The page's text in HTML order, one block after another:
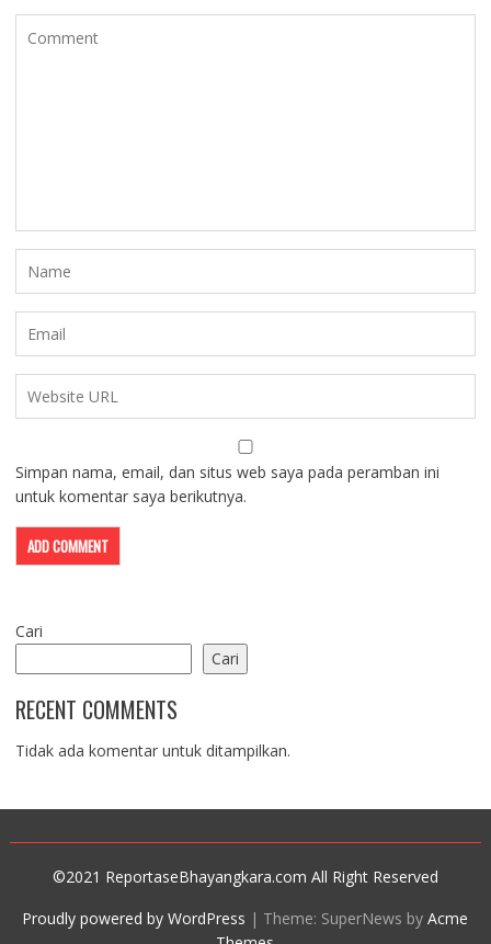
Simpan nama, email, dan situs web saya pada peramban ini
untuk komentar saya berikutnya.
Cari
Cari
RECENT COMMENTS
Tidak ada komentar untuk ditampilkan.
©2021 ReportaseBhayangkara.com All Right Reserved
Proudly powered by WordPress | Theme: SuperNews byAcme